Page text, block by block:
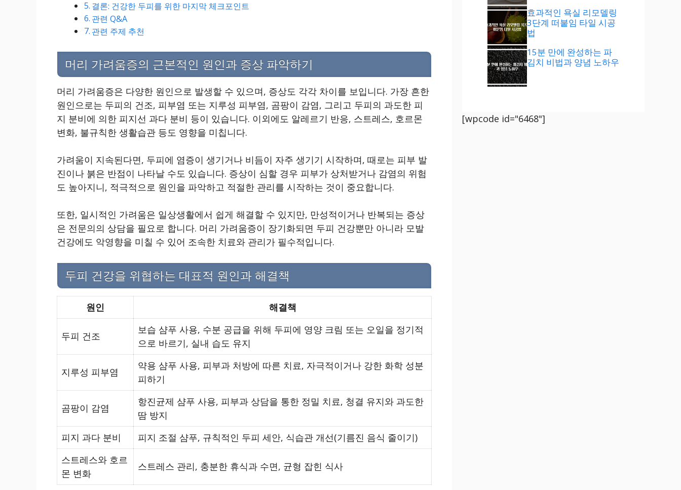
결론: 건강한 두피를 위한 마지막 체크포인트
관련 Q&A
관련 주제 추천
머리 가려움증의 근본적인 원인과 증상 파악하기
머리 가려움증은 다양한 원인으로 발생할 수 있으며, 증상도 각각 차이를 보입니다. 가장 흔한
원인으로는 두피의 건조, 피부염 또는 지루성 피부염, 곰팡이 감염, 그리고 두피의 과도한 피
지 분비에 의한 피지선 과다 분비 등이 있습니다. 이외에도 알레르기 반응, 스트레스, 호르몬
변화, 불규칙한 생활습관 등도 영향을 미칩니다.
가려움이 지속된다면, 두피에 염증이 생기거나 비듬이 자주 생기기 시작하며, 때로는 피부 발
진이나 붉은 반점이 나타날 수도 있습니다. 증상이 심할 경우 피부가 상처받거나 감염의 위험
도 높아지니, 적극적으로 원인을 파악하고 적절한 관리를 시작하는 것이 중요합니다.
또한, 일시적인 가려움은 일상생활에서 쉽게 해결할 수 있지만, 만성적이거나 반복되는 증상
은 전문의의 상담을 필요로 합니다. 머리 가려움증이 장기화되면 두피 건강뿐만 아니라 모발
건강에도 악영향을 미칠 수 있어 조속한 치료와 관리가 필수적입니다.
두피 건강을 위협하는 대표적 원인과 해결책
원인 해결책
두피 건조
보습 샴푸 사용, 수분 공급을 위해 두피에 영양 크림 또는 오일을 정기적
으로 바르기, 실내 습도 유지
지루성 피부염
약용 샴푸 사용, 피부과 처방에 따른 치료, 자극적이거나 강한 화학 성분
피하기
곰팡이 감염
항진균제 샴푸 사용, 피부과 상담을 통한 정밀 치료, 청결 유지와 과도한
땀 방지
피지 과다 분비
피지 조절 샴푸, 규칙적인 두피 세안, 식습관 개선(기름진 음식 줄이기)
스트레스와 호르
몬 변화
스트레스 관리, 충분한 휴식과 수면, 균형 잡힌 식사
효과적인 욕실 리모델링
3단계 떠붙임 타일 시공
법
15분 만에 완성하는 파
김치 비법과 양념 노하우
[wpcode id="6468"]